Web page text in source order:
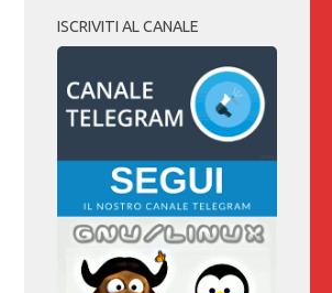
ISCRIVITI AL CANALE